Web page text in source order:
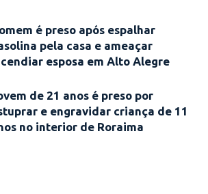
é preso após espalhar
pela casa e ameaçar
esposa em Alto Alegre
de 21 anos é preso por
e engravidar criança de 11
no interior de Roraima